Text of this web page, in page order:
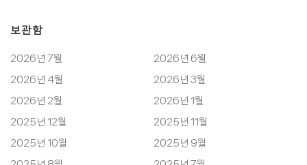
보관함
2026년 7월
2026년 6월
2026년 4월
2026년 3월
2026년 2월
2026년 1월
2025년 12월
2025년 11월
2025년 10월
2025년 9월